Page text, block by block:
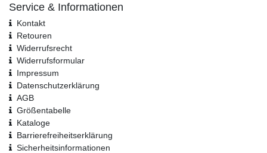
Service & Informationen
Kontakt
Retouren
Widerrufsrecht
Widerrufs­formular
Impressum
Daten­schutz­erklärung
AGB
Größentabelle
Kataloge
Barrierefreiheitserklärung
Sicherheitsinformationen